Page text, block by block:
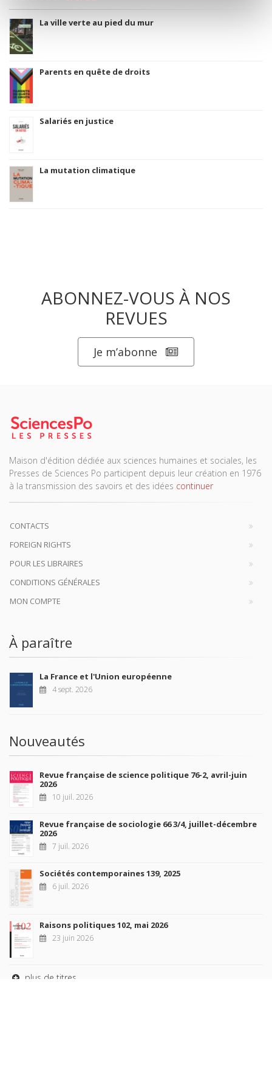
La ville verte au pied du mur
Parents en quête de droits
Salariés en justice
La mutation climatique
ABONNEZ-VOUS À NOS
REVUES
Je m’abonne
Maison d'édition dédiée aux sciences humaines et sociales, les
Presses de Sciences Po participent depuis leur création en 1976
à la transmission des savoirs et des idées continuer
CONTACTS
FOREIGN RIGHTS
POUR LES LIBRAIRES
CONDITIONS GÉNÉRALES
MON COMPTE
À paraître
La France et l'Union européenne
4 sept. 2026
Nouveautés
Revue française de science politique 76-2, avril-juin
2026
10 juil. 2026
Revue française de sociologie 66 3/4, juillet-décembre
2026
7 juil. 2026
Sociétés contemporaines 139, 2025
6 juil. 2026
Raisons politiques 102, mai 2026
23 juin 2026
plus de titres